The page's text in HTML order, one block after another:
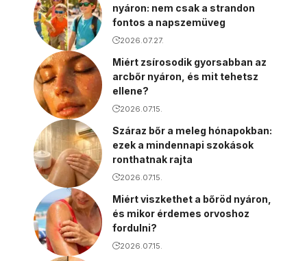
nyáron: nem csak a strandon
fontos a napszemüveg
2026.07.27.
Miért zsírosodik gyorsabban az
arcbőr nyáron, és mit tehetsz
ellene?
2026.07.15.
Száraz bőr a meleg hónapokban:
ezek a mindennapi szokások
ronthatnak rajta
2026.07.15.
Miért viszkethet a bőröd nyáron,
és mikor érdemes orvoshoz
fordulni?
2026.07.15.